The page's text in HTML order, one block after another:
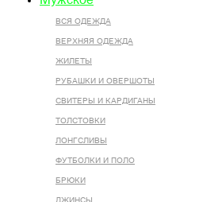
ВСЯ ОДЕЖДА
ВЕРХНЯЯ ОДЕЖДА
ЖИЛЕТЫ
РУБАШКИ И ОВЕРШОТЫ
СВИТЕРЫ И КАРДИГАНЫ
ТОЛСТОВКИ
ЛОНГСЛИВЫ
ФУТБОЛКИ И ПОЛО
БРЮКИ